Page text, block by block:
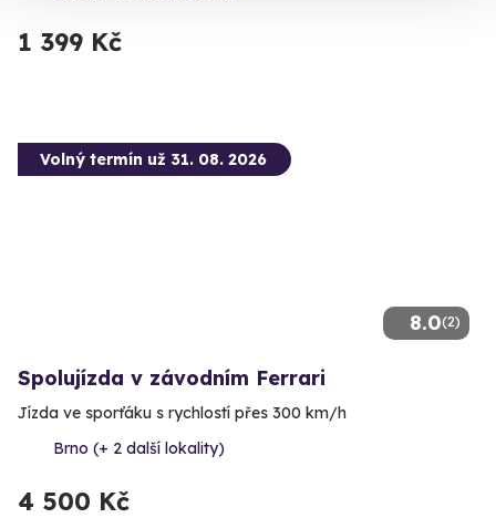
1 399 Kč
8.0(2)
Volný termín už 31. 08. 2026
Spolujízda v závodním Ferrari
Jízda ve sporťáku s rychlostí přes 300 km/h
Brno (+ 2 další lokality)
4 500 Kč